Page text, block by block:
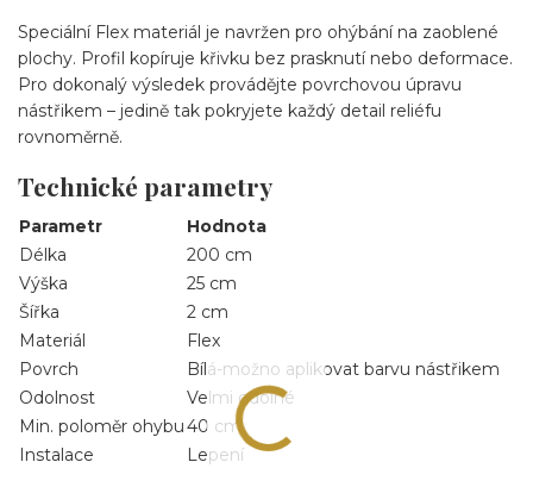
Speciální Flex materiál je navržen pro ohýbání na zaoblené
plochy. Profil kopíruje křivku bez prasknutí nebo deformace.
Pro dokonalý výsledek provádějte povrchovou úpravu
nástřikem – jedině tak pokryjete každý detail reliéfu
rovnoměrně.
Technické parametry
Parametr
Hodnota
Délka
200 cm
Výška
25 cm
Šířka
2 cm
Materiál
Flex
Povrch
Bílá-možno aplikovat barvu nástřikem
Odolnost
Velmi odolné
Min. poloměr ohybu40 cm
Instalace
Lepení